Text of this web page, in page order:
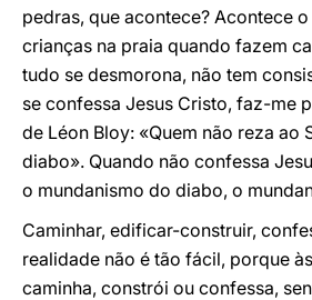
pedras, que acontece? Acontece
crianças na praia quando fazem
tudo se desmorona, não tem
se confessa Jesus Cristo, faz-me
de Léon Bloy: «Quem não reza ao
diabo». Quando não confessa
o mundanismo do diabo, o
Caminhar, edificar-construir,
realidade não é tão fácil, porque
caminha, constrói ou confessa,